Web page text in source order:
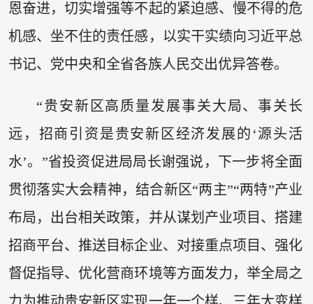
恩奋进，切实增强等不起的紧迫感、慢不得的危
机感、坐不住的责任感，以实干实绩向习近平总
书记、党中央和全省各族人民交出优异答卷。
“贵安新区高质量发展事关大局、事关长
远，招商引资是贵安新区经济发展的‘源头活
水’。”省投资促进局局长谢强说，下一步将全面
贯彻落实大会精神，结合新区“两主”“两特”产业
布局，出台相关政策，并从谋划产业项目、搭建
招商平台、推送目标企业、对接重点项目、强化
督促指导、优化营商环境等方面发力，举全局之